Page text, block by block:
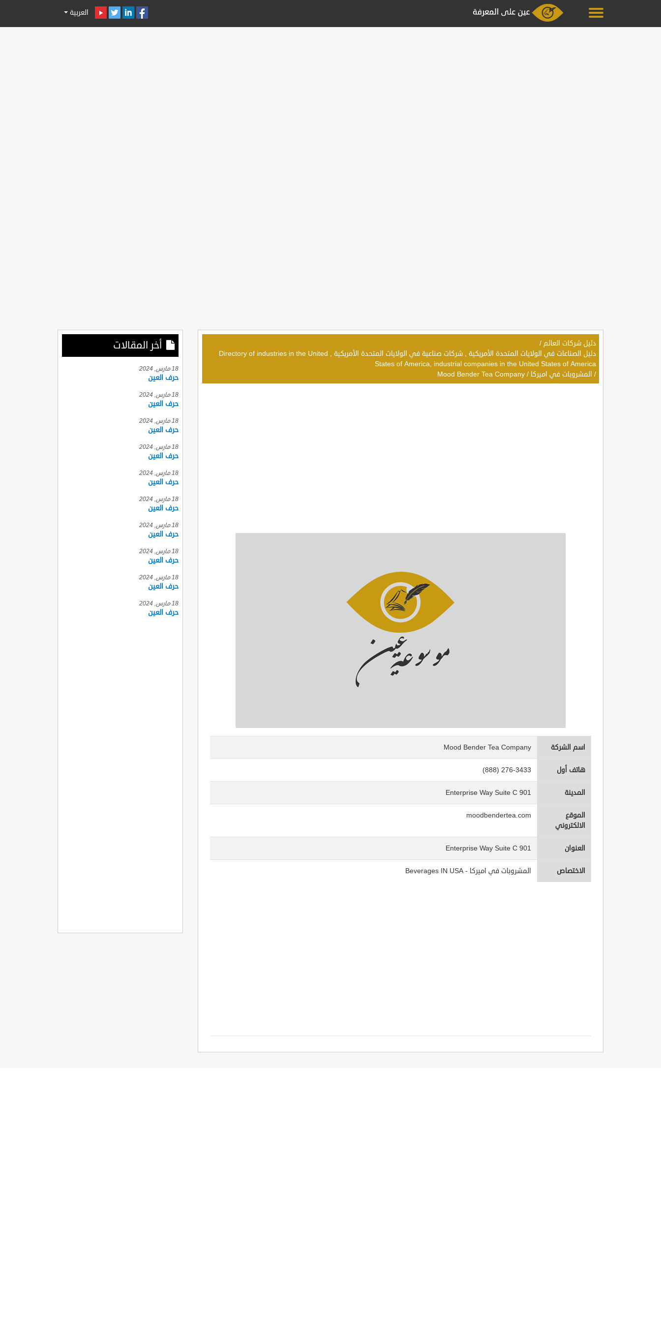
العربية
دليل شركات العالم /
دليل الصناعات في الولايات المتحدة الأمريكية , شركات صناعية في الولايات المتحدة الأمريكية , Directory of industries in the United
States of America, industrial companies in the United States of America
/ المشروبات في اميركا /
Mood Bender Tea Company
اسم الشركة Mood Bender Tea Company
هاتف أول (888) 276-3433
المدينة 901 Enterprise Way Suite C
الموقع
الالكتروني
moodbendertea.com
العنوان 901 Enterprise Way Suite C
الاختصاص المشروبات في اميركا - Beverages IN USA
أخر المقالات
18 مارس, 2024
حرف العين
18 مارس, 2024
حرف العين
18 مارس, 2024
حرف العين
18 مارس, 2024
حرف العين
18 مارس, 2024
حرف العين
18 مارس, 2024
حرف العين
18 مارس, 2024
حرف العين
18 مارس, 2024
حرف العين
18 مارس, 2024
حرف العين
18 مارس, 2024
حرف العين